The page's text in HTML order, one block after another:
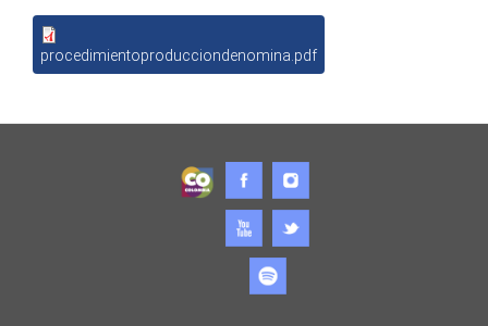
procedimientoproducciondenomina.pdf